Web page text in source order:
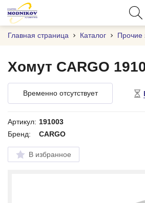
+375 (29)
+375 (17)
Главная страница Каталог Прочие
Временно отсутствует
Хомут CARGO
Артикул: 191003
Бренд:
CARGO
В избранное